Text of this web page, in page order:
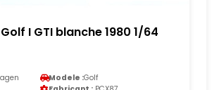
I GTI blanche 1980 1/64
Modele :Golf